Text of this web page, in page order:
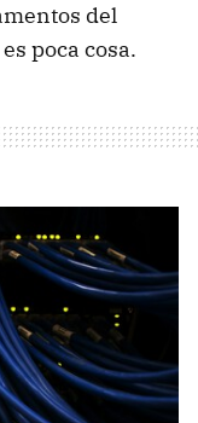
del
poca cosa.